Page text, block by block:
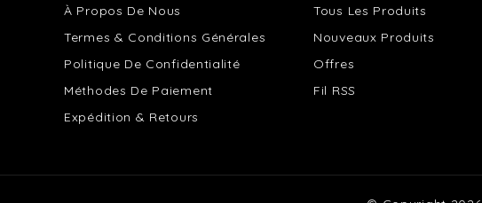
À Propos De Nous
Termes & Conditions Générales
Politique De Confidentialité
Méthodes De Paiement
Expédition & Retours
Tous Les Produits
Nouveaux Produits
Offres
Fil RSS